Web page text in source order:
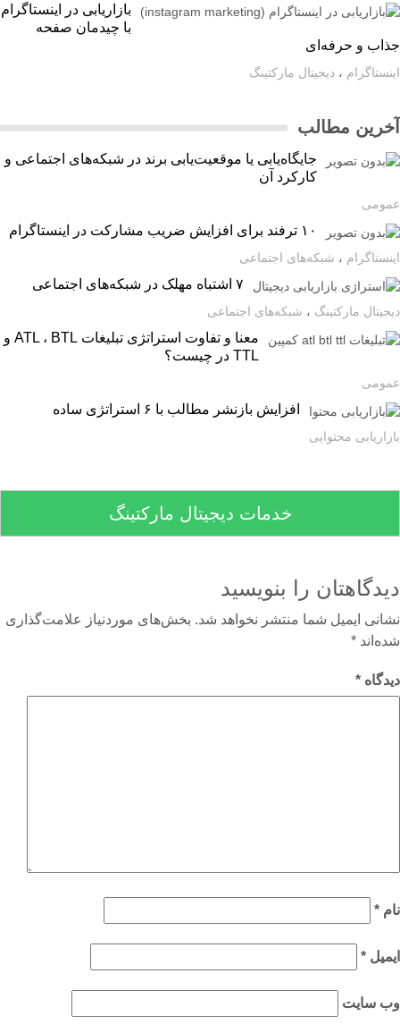
بازاریابی در اینستاگرام
با چیدمان صفحه
و حرفه‌ای
،دیجیتال مارکتینگ
مطالب
جایگاه‌یابی یا موقعیت‌یابی برند در شبکه‌های اجتماعی و
کارکرد آن
۱۰ ترفند برای افزایش ضریب مشارکت در اینستاگرام
،شبکه‌های اجتماعی
مارکتینگ،شبکه‌های اجتماعی
معنا و تفاوت استراتژی تبلیغات ATL ، BTL و
TTL در چیست؟
افزایش بازنشر مطالب با ۶ استراتژی ساده
محتوایی
خدمات دیجیتال مارکتینگ
را بنویسید
ایمیل شما منتشر نخواهد شد. بخش‌های موردنیاز علامت‌گذاری
*
*
*
*
سایت